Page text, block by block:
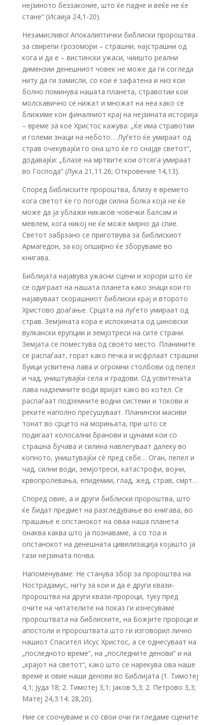
нејзиното беззаконие, што ќе падне и веќе не ќе
стане“ (Исаија 24,1-20).
Незамисливо! Апокалиптички библиски пророштва
за свирепи грозомори – страшни, најстрашни од
кога и да е – вистински ужаси, чиишто реални
димензии денешниот човек не може да ги согледа
ниту да ги замисли, со кои е зафатена и низ кои
болно поминува нашата планета, стравотии кои
молскавично се нижат и множат на неа како се
ближиме кон финалниот крај на нејзината историја
– време за кое Христос кажува: „Ќе има стравотии
и големи знаци на небото… Луѓето ќе умираат од
страв очекувајќи го она што ќе го снајде светот“,
додавајќи: „Блазе на мртвите кои отсега умираат
во Господа“ (Лука 21,11.26; Откровение 14,13).
Според библиските пророштва, близу е времето
кога светот ќе го погоди силна болка која не ќе
може да ја ублажи никаков човечки балсам и
мевлем, кога никој не ќе може мирно да спие.
Светот забрзано се приготвува за библискиот
Армагедон, за кој опширно ќе зборуваме во
книгава.
Библијата најавува ужасни сцени и хорори што ќе
се одиграат на нашата планета како знаци кои го
најавуваат скорашниот библиски крај и второто
Христово доаѓање. Срцата на луѓето умираат од
страв. Земјината кора е испокината од џиновски
вулкански ерупции и земјотреси на сите страни.
Земјата се поместува од своето место. Планините
се распаѓаат, горат како печка и исфрлаат страшни
буици усвитена лава и огромни столбови од пепел
и чад, уништувајќи села и градови. Од усвитената
лава надземните води вријат како во котел. Се
распаѓаат подземните водни системи и токови и
реките наполно пресушуваат. Планински масиви
тонат во срцето на морињата, при што се
подигаат колосални бранови и цунами кои со
страшна бучава и силина навлегуваат далеку во
копното, уништувајќи сè пред себе… Оган, пепел и
чад, силни води, земјотреси, катастрофи, војни,
крвопролевања, епидемии, глад, жед, страв, смрт…
Според овие, а и други библиски пророштва, што
ќе бидат предмет на разгледување во книгава, во
прашање е опстанокот на оваа наша планета
онаква каква што ја познаваме, а со тоа и
опстанокот на денешната цивилизација којашто ја
гази нејзината почва.
Напоменуваме: Не станува збор за пророштва на
Нострадамус, ниту за кои и да е други квази-
пророштва на други квази-пророци, туку пред
очите на читателите на показ ги изнесуваме
пророштвата на библиските, на Божјите пророци и
апостоли и пророштвата што ги изговорил лично
нашиот Спасител Исус Христос, а се однесуваат на
„последното време“, на „последните денови“ и на
„крајот на светот“, како што се нарекува ова наше
време и овие наши денови во Библијата (1. Тимотеј
4,1; Јуда 18; 2. Тимотеј 3,1; Јаков 5,3; 2. Петрово 3,3;
Матеј 24,3.14; 28,20).
Ние се соочуваме и со свои очи ги гледаме сцените